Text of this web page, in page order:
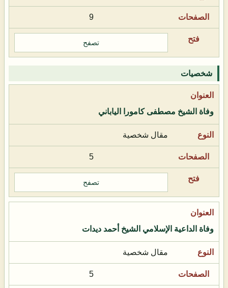
9
تصفح
شخصيات
وفاة الشيخ مصطفى كامورا الياباني
مقال شخصية
5
تصفح
وفاة الداعية الإسلامي الشيخ أحمد ديدات
مقال شخصية
5